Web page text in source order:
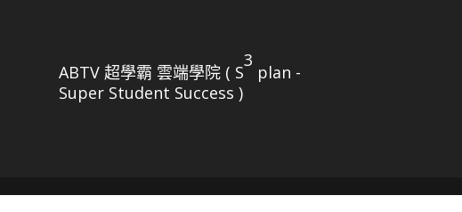
ABTV 超學霸 雲端學院 ( S
3
plan -
Super Student Success )